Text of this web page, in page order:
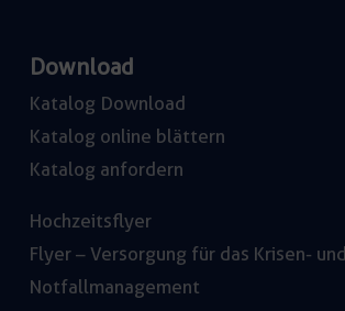
Download
Katalog Download
Katalog online blättern
Katalog anfordern
Hochzeitsflyer
Flyer – Versorgung für das Krisen- und
Notfallmanagement